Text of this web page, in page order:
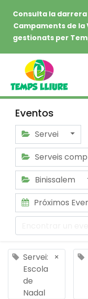
Consulta la
Campaments de la
gestionats per
Eventos
Servei
Serveis
Binissalem
Próximos
Servei:
Escola
de
Nadal
×